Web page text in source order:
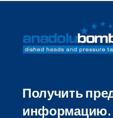
Получить
информацию.